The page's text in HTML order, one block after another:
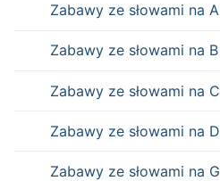
Zabawy ze słowami na A
Zabawy ze słowami na B
Zabawy ze słowami na C
Zabawy ze słowami na D
Zabawy ze słowami na G